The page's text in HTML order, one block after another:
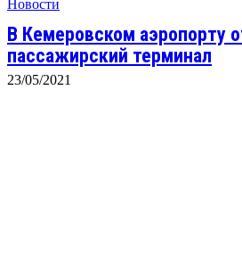
Новости
В Кемеровском аэропорту
пассажирский терминал
23/05/2021